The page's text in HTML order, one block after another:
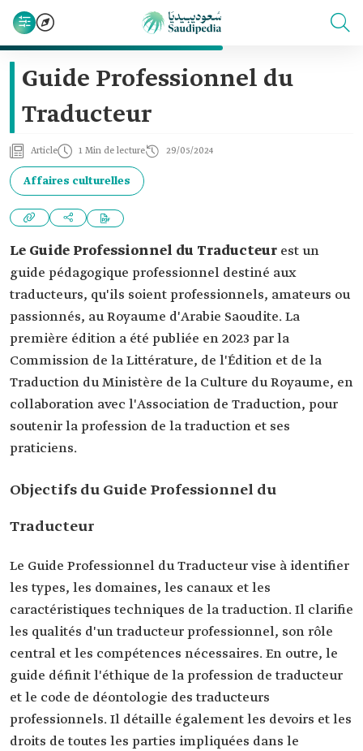
Guide Professionnel du
Traducteur
Article 1 Min de lecture 29/05/2024
Affaires culturelles
Le Guide Professionnel du Traducteur est un
guide pédagogique professionnel destiné aux
traducteurs, qu'ils soient professionnels, amateurs ou
passionnés, au Royaume d'Arabie Saoudite. La
première édition a été publiée en 2023 par la
Commission de la Littérature, de l'Édition et de la
Traduction du Ministère de la Culture du Royaume, en
collaboration avec l'Association de Traduction, pour
soutenir la profession de la traduction et ses
praticiens.
Objectifs du Guide Professionnel du
Traducteur
Le Guide Professionnel du Traducteur vise à identifier
les types, les domaines, les canaux et les
caractéristiques techniques de la traduction. Il clarifie
les qualités d'un traducteur professionnel, son rôle
central et les compétences nécessaires. En outre, le
guide définit l'éthique de la profession de traducteur
et le code de déontologie des traducteurs
professionnels. Il détaille également les devoirs et les
droits de toutes les parties impliquées dans le